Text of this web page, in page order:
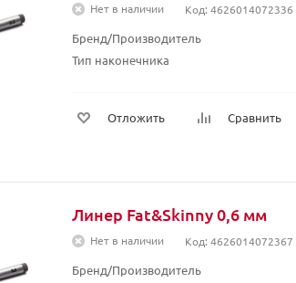
Нет в наличии Код: 4626014072336
Бренд/Производитель
Тип наконечника
Отложить Сравнить
Линер Fat&Skinny 0,6 мм
Нет в наличии Код: 4626014072367
Бренд/Производитель